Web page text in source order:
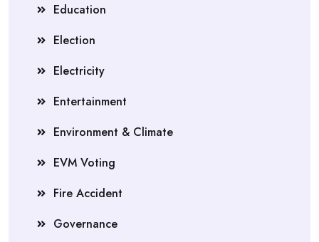
Education
Election
Electricity
Entertainment
Environment & Climate
EVM Voting
Fire Accident
Governance